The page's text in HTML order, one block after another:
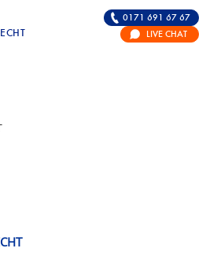
FÜR DIE
0171 691 67 67
LIVE CHAT